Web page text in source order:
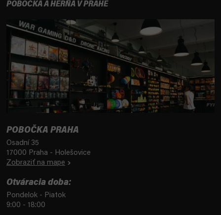
POBOČKA A HERŇA V PRAHE
POBOČKA PRAHA
Osadní 35
17000 Praha - Holešovice
Zobraziť na mape
Otváracia doba:
Pondelok - Piatok
9:00 - 18:00